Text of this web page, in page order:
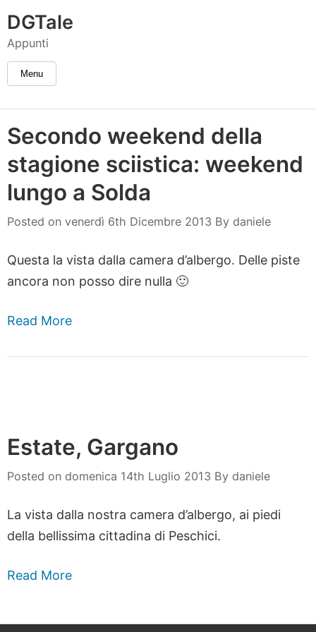
daniele
DGTale
Appunti
Menu
Secondo weekend della
stagione sciistica: weekend
lungo a Solda
Posted on venerdì 6th Dicembre 2013 By daniele
Questa la vista dalla camera d’albergo. Delle piste
ancora non posso dire nulla 🙂
Read More
Estate, Gargano
Posted on domenica 14th Luglio 2013 By daniele
La vista dalla nostra camera d’albergo, ai piedi
della bellissima cittadina di Peschici.
Read More